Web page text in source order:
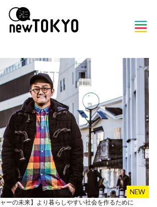
ーの未来】より暮らしやすい社会を作るために